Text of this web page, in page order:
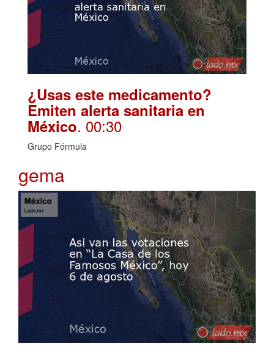
¿Usas este medicamento?
Emiten alerta sanitaria en
México. 00:30
Grupo Fórmula
gema